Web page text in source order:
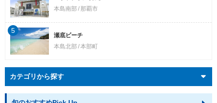
本島南部
那覇市
瀬底ビーチ
本島北部 本部町
5
カテゴリから探す